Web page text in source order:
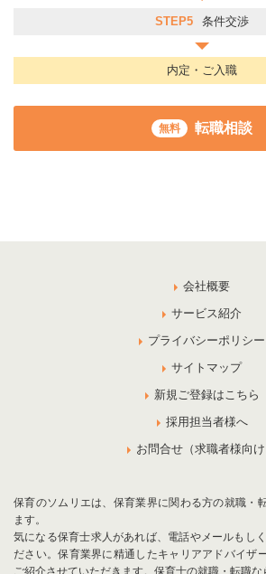
STEP5 条件交渉
内定・ご入職
無料 転職相談
会社概要
サービス紹介
プライバシーポリシー
サイトマップ
新規ご登録はこちら
採用担当者様へ
お問合せ（求職者様向け
保育のソムリエは、保育業界に関わる方の就職・
ます。
気になる保育士求人があれば、電話やメールもし
ださい。保育業界に精通したキャリアアドバイザ